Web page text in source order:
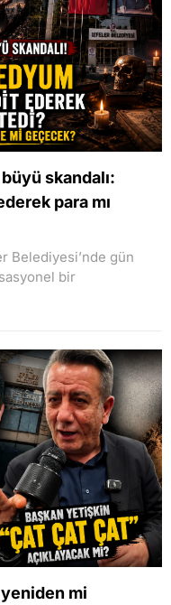
büyü skandalı:
para mı
Belediyesi’nde gün
bir
yeniden mi